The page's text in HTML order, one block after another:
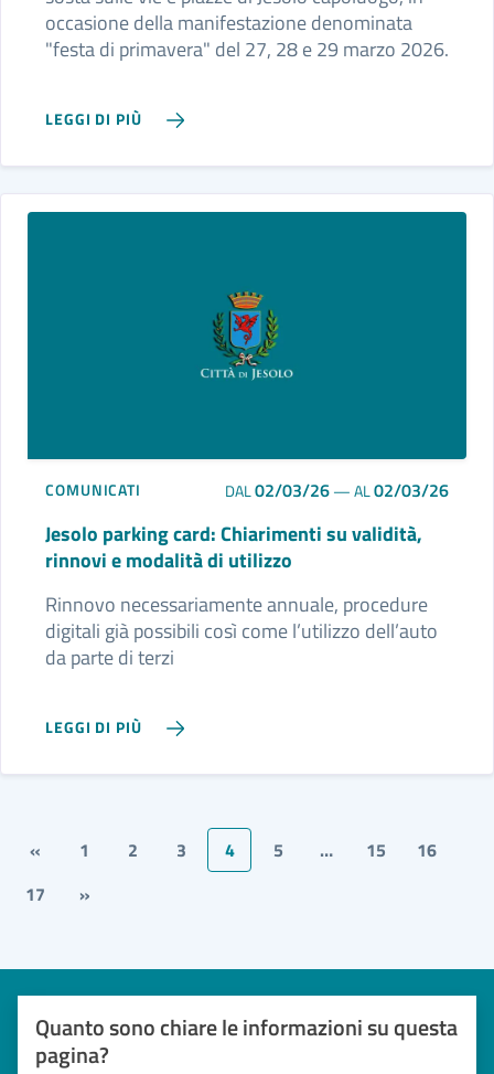
occasione della manifestazione denominata
"festa di primavera" del 27, 28 e 29 marzo 2026.
LEGGI DI PIÙ
COMUNICATI DAL02/03/26—AL02/03/26
Jesolo parking card: Chiarimenti su validità,
rinnovi e modalità di utilizzo
Rinnovo necessariamente annuale, procedure
digitali già possibili così come l’utilizzo dell’auto
da parte di terzi
LEGGI DI PIÙ
« 1 2 3 4 5 … 15
16
17
»
Quanto sono chiare le informazioni su questa
pagina?